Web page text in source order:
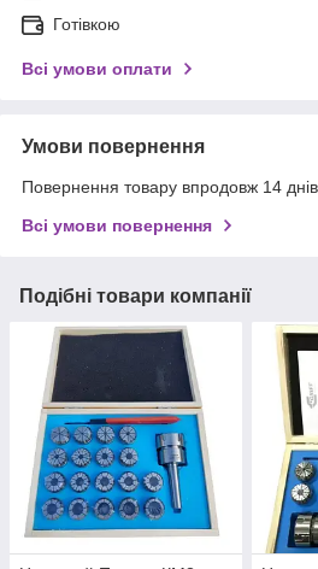
Готівкою
Всі умови оплати
Умови повернення
Повернення товару впродовж 14
Всі умови повернення
Подібні товари компанії